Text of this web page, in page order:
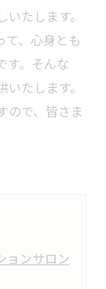
たします。
て、心身とも
す。そんな
たします。
ので、皆さま
ョンサロン